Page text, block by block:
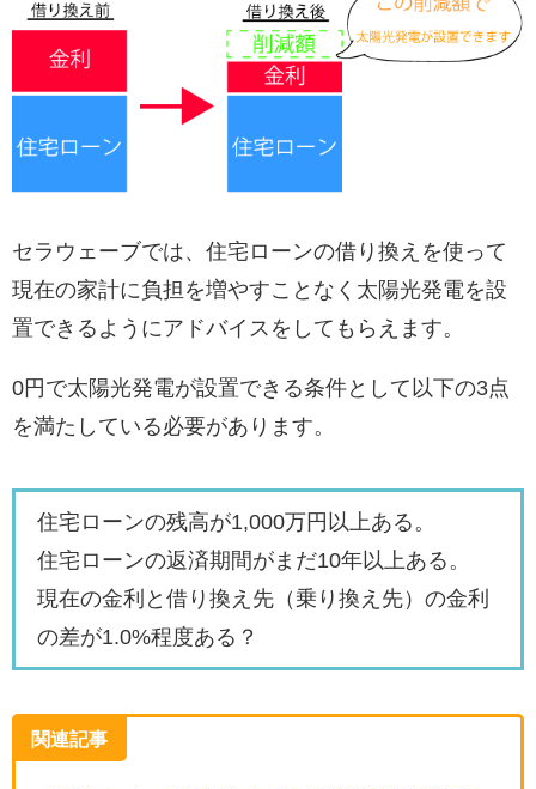
セラウェーブでは、住宅ローンの借り換えを使って
現在の家計に負担を増やすことなく太陽光発電を設
置できるようにアドバイスをしてもらえます。
0円で太陽光発電が設置できる条件として以下の3点
を満たしている必要があります。
住宅ローンの残高が1,000万円以上ある。
住宅ローンの返済期間がまだ10年以上ある。
現在の金利と借り換え先（乗り換え先）の金利
の差が1.0%程度ある？
関連記事